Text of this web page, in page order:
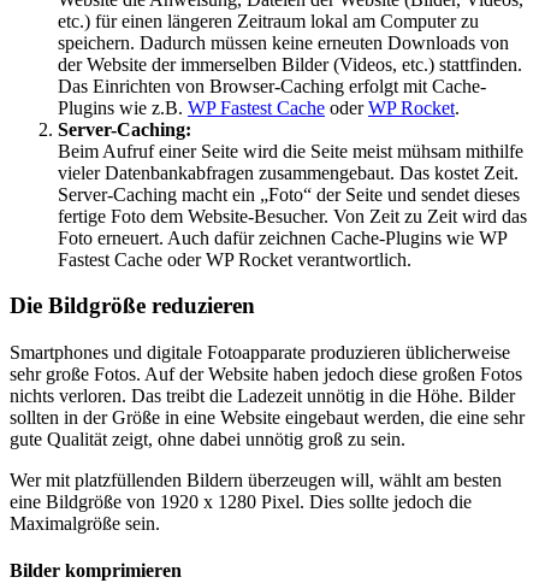
etc.) für einen längeren Zeitraum lokal am Computer zu
speichern. Dadurch müssen keine erneuten Downloads von
der Website der immerselben Bilder (Videos, etc.) stattfinden.
Das Einrichten von Browser-Caching erfolgt mit Cache-
Plugins wie z.B. WP Fastest Cache oderWP Rocket.
Server-Caching:
Beim Aufruf einer Seite wird die Seite meist mühsam mithilfe
vieler Datenbankabfragen zusammengebaut. Das kostet Zeit.
Server-Caching macht ein „Foto“ der Seite und sendet dieses
fertige Foto dem Website-Besucher. Von Zeit zu Zeit wird das
Foto erneuert. Auch dafür zeichnen Cache-Plugins wie WP
Fastest Cache oder WP Rocket verantwortlich.
Die Bildgröße reduzieren
Smartphones und digitale Fotoapparate produzieren üblicherweise
sehr große Fotos. Auf der Website haben jedoch diese großen Fotos
nichts verloren. Das treibt die Ladezeit unnötig in die Höhe. Bilder
sollten in der Größe in eine Website eingebaut werden, die eine sehr
gute Qualität zeigt, ohne dabei unnötig groß zu sein.
Wer mit platzfüllenden Bildern überzeugen will, wählt am besten
eine Bildgröße von 1920 x 1280 Pixel. Dies sollte jedoch die
Maximalgröße sein.
Bilder komprimieren